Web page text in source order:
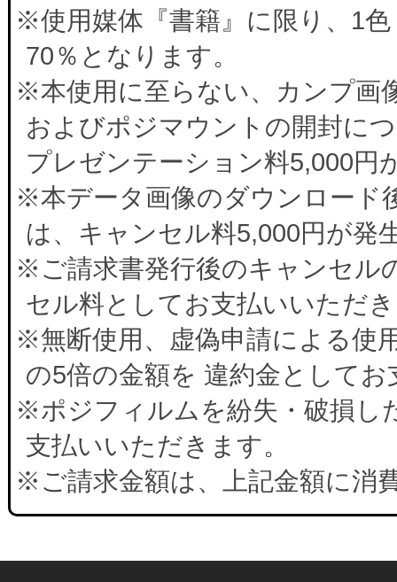
※使用媒体『書籍』に限り、1
70％となります。
※本使用に至らない、カンプ画
およびポジマウントの開封に
プレゼンテーション料5,000円
※本データ画像のダウンロード
は、キャンセル料5,000円が発
※ご請求書発行後のキャンセル
セル料としてお支払いいただ
※無断使用、虚偽申請による使
の5倍の金額を 違約金として
※ポジフィルムを紛失・破損し
支払いいただきます。
※ご請求金額は、上記金額に消